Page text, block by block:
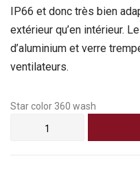
IP66 et donc très bien
extérieur qu’en intérieur.
d’aluminium et verre
ventilateurs.
Star color 360 wash